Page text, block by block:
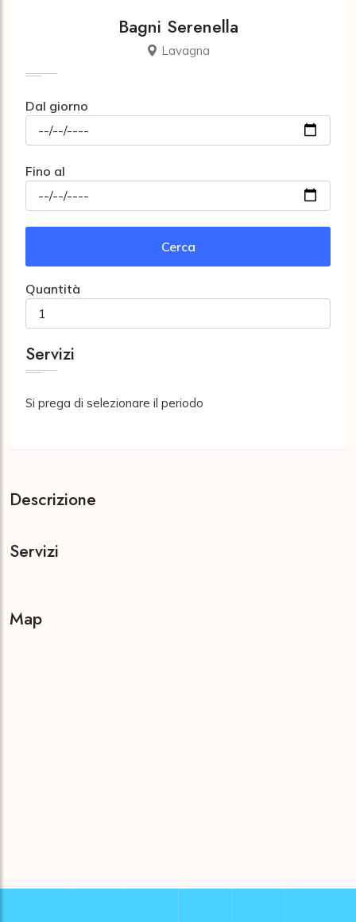
Bagni Serenella
Lavagna
Dal giorno
Fino al
Cerca
Quantità
Servizi
Si prega di selezionare il periodo
Descrizione
Servizi
Map